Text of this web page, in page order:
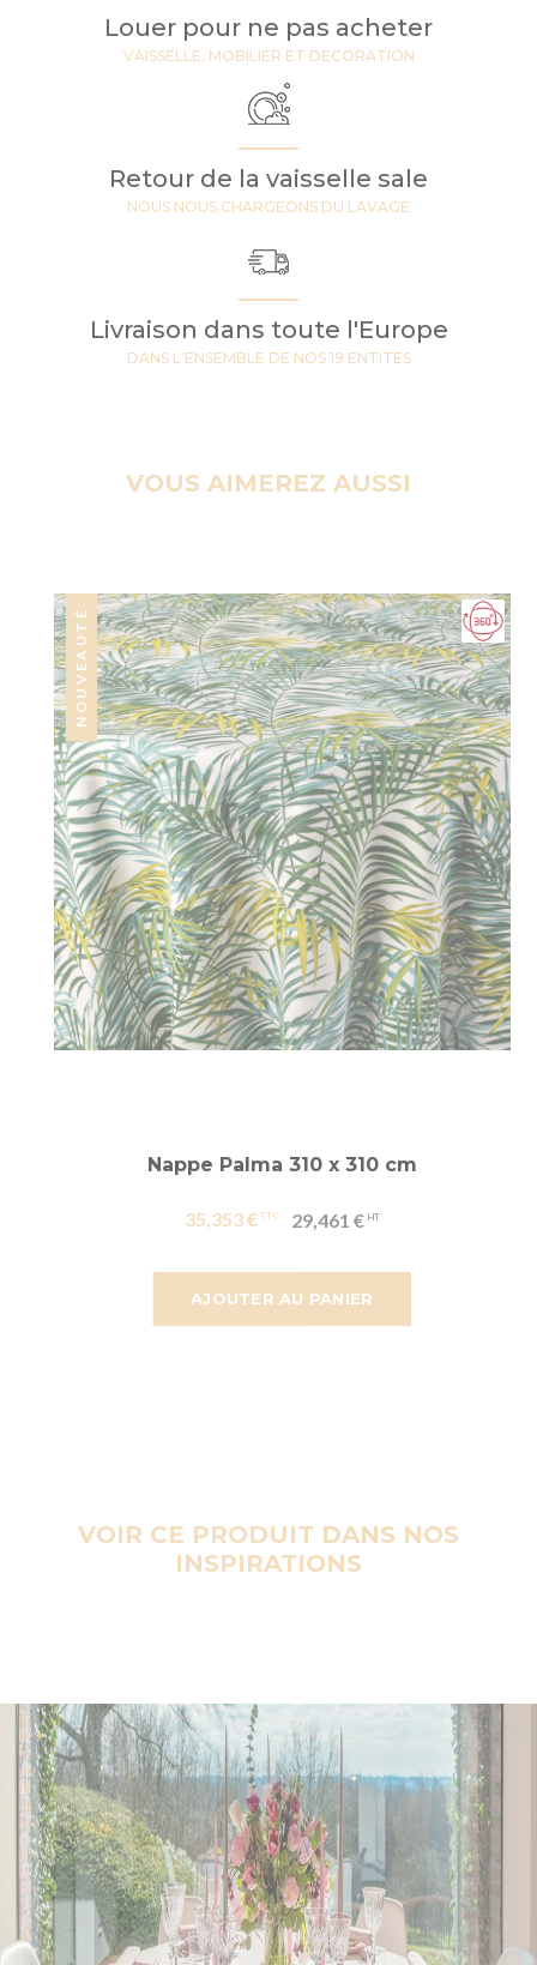
Louer pour ne pas acheter
VAISSELLE, MOBILIER ET DECORATION
Retour de la vaisselle sale
NOUS NOUS CHARGEONS DU LAVAGE
Livraison dans toute l'Europe
DANS L'ENSEMBLE DE NOS 19 ENTITES
VOUS AIMEREZ AUSSI
NOUVEAUTÉ
AJOUTER AU PANIER
Nappe Palma 310 x 310 cm
35,353 € 29,461 €
VOIR CE PRODUIT DANS NOS
INSPIRATIONS